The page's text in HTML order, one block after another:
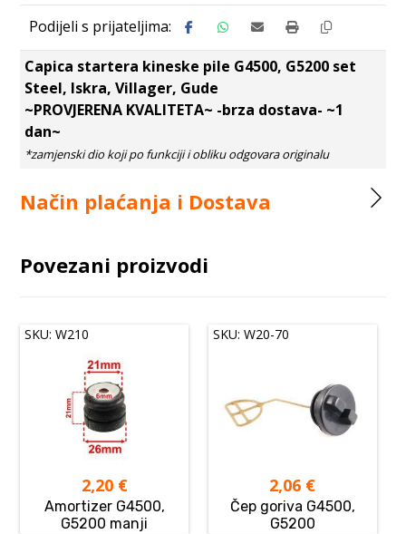
Capica startera kineske pile G4500, G5200 set
Steel, Iskra, Villager, Gude
~PROVJERENA KVALITETA~ -brza dostava- ~1
dan~
Način plaćanja i Dostava
Povezani proizvodi
SKU: W210
2,20 €
Amortizer G4500,
G5200 manji
SKU: W20-70
2,06 €
Čep goriva G4500,
G5200